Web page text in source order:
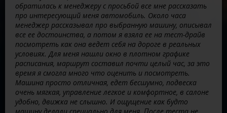
обратилась к менеджеру с просьбой все мне рассказать
про интересующий меня автомобиль. Около часа
менеджер рассказывал про выбранную машину, описывал
все ее достоинства, а потом я взяла ее на тест-драйв
посмотреть как она ведет себя на дороге в реальных
условиях. Для меня нашли окно в плотном графике
расписания, маршрут составил почти целый час, за это
время я смогла много что оценить и посмотреть.
Машина просто отличная, едет бесшумно, подвеска
очень мягкая, управление легкое и комфортное, в салоне
удобно, движка не слышно. И ощущение как будто